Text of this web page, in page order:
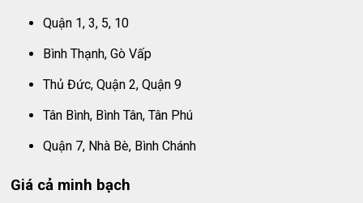
Quận 1, 3, 5, 10
Bình Thạnh, Gò Vấp
Thủ Đức, Quận 2, Quận 9
Tân Bình, Bình Tân, Tân Phú
Quận 7, Nhà Bè, Bình Chánh
Giá cả minh bạch